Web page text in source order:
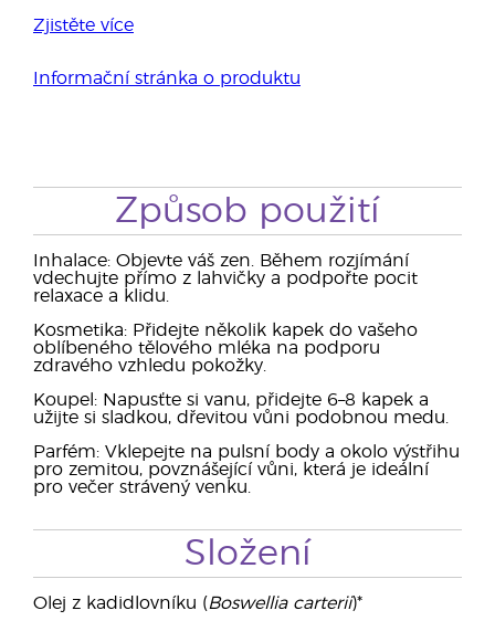
Zjistěte více
Informační stránka o produktu
Způsob použití
Inhalace: Objevte váš zen. Během rozjímání
vdechujte přímo z lahvičky a podpořte pocit
relaxace a klidu.
Kosmetika: Přidejte několik kapek do vašeho
oblíbeného tělového mléka na podporu
zdravého vzhledu pokožky.
Koupel: Napusťte si vanu, přidejte 6–8 kapek a
užijte si sladkou, dřevitou vůni podobnou medu.
Parfém: Vklepejte na pulsní body a okolo výstřihu
pro zemitou, povznášející vůni, která je ideální
pro večer strávený venku.
Složení
Olej z kadidlovníku (Boswellia carterii)*